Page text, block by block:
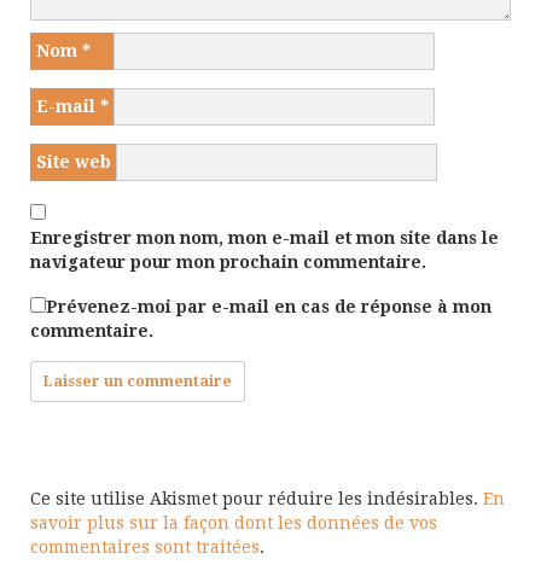
Nom *
E-mail *
Site web
Enregistrer mon nom, mon e-mail et mon site dans le
navigateur pour mon prochain commentaire.
Prévenez-moi par e-mail en cas de réponse à mon
commentaire.
Ce site utilise Akismet pour réduire les indésirables. En
savoir plus sur la façon dont les données de vos
commentaires sont traitées.